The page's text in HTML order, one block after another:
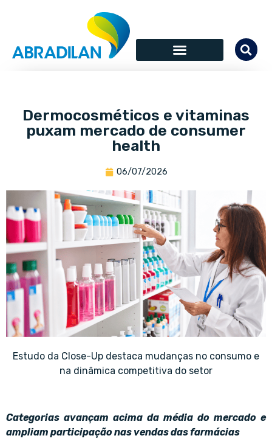
Dermocosméticos e vitaminas
puxam mercado de consumer
health
06/07/2026
Estudo da Close-Up destaca mudanças no consumo e
na dinâmica competitiva do setor
Categorias avançam acima da média do mercado e
ampliam participação nas vendas das farmácias